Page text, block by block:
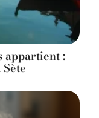
appartient :